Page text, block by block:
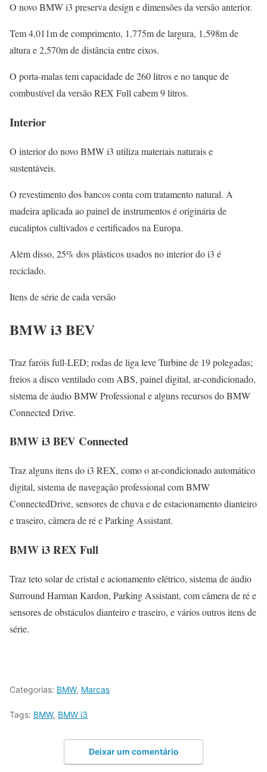
O novo BMW i3 preserva design e dimensões da versão anterior.
Tem 4,011m de comprimento, 1,775m de largura, 1,598m de
altura e 2,570m de distância entre eixos.
O porta-malas tem capacidade de 260 litros e no tanque de
combustível da versão REX Full cabem 9 litros.
Interior
O interior do novo BMW i3 utiliza materiais naturais e
sustentáveis.
O revestimento dos bancos conta com tratamento natural. A
madeira aplicada ao painel de instrumentos é originária de
eucaliptos cultivados e certificados na Europa.
Além disso, 25% dos plásticos usados no interior do i3 é
reciclado.
Itens de série de cada versão
BMW i3 BEV
Traz faróis full-LED; rodas de liga leve Turbine de 19 polegadas;
freios a disco ventilado com ABS, painel digital, ar-condicionado,
sistema de áudio BMW Professional e alguns recursos do BMW
Connected Drive.
BMW i3 BEV Connected
Traz alguns itens do i3 REX, como o ar-condicionado automático
digital, sistema de navegação professional com BMW
ConnectedDrive, sensores de chuva e de estacionamento dianteiro
e traseiro, câmera de ré e Parking Assistant.
BMW i3 REX Full
Traz teto solar de cristal e acionamento elétrico, sistema de áudio
Surround Harman Kardon, Parking Assistant, com câmera de ré e
sensores de obstáculos dianteiro e traseiro, e vários outros itens de
série.
Categorias: BMW, Marcas
Tags: BMW, BMW i3
Deixar um comentário